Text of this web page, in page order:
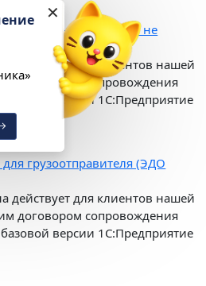
работы с ЭПЛ (ЭДО не
действует для клиентов нашей
договором сопровождения
версии 1С:Предприятие
грузоотправителя (ЭДО
действует для клиентов нашей
договором сопровождения
версии 1С:Предприятие
✕